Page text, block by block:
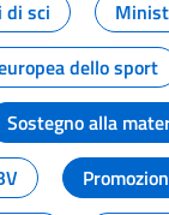
di sci
dello sport
Sostegno alla